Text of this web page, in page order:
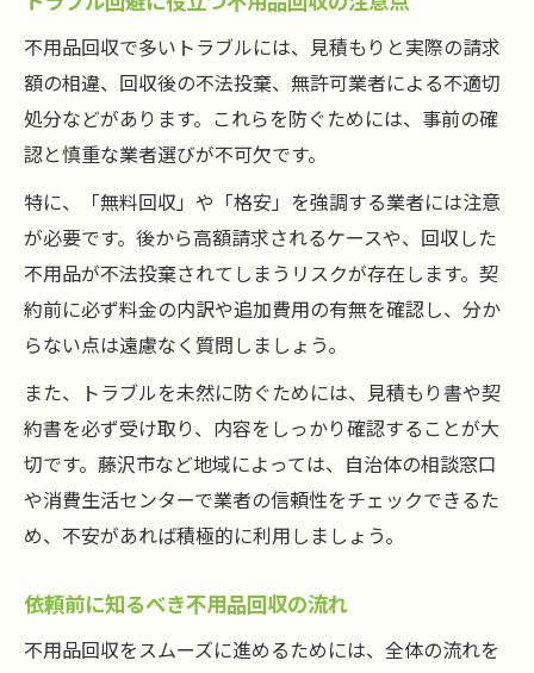
不用品回収で多いトラブルには、見積もりと実際の請求
額の相違、回収後の不法投棄、無許可業者による不適切
処分などがあります。これらを防ぐためには、事前の確
認と慎重な業者選びが不可欠です。
特に、「無料回収」や「格安」を強調する業者には注意
が必要です。後から高額請求されるケースや、回収した
不用品が不法投棄されてしまうリスクが存在します。契
約前に必ず料金の内訳や追加費用の有無を確認し、分か
らない点は遠慮なく質問しましょう。
また、トラブルを未然に防ぐためには、見積もり書や契
約書を必ず受け取り、内容をしっかり確認することが大
切です。藤沢市など地域によっては、自治体の相談窓口
や消費生活センターで業者の信頼性をチェックできるた
め、不安があれば積極的に利用しましょう。
依頼前に知るべき不用品回収の流れ
不用品回収をスムーズに進めるためには、全体の流れを